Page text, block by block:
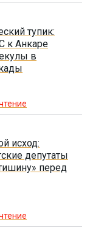
тупик:
к Анкаре
в
исход:
депутаты
перед